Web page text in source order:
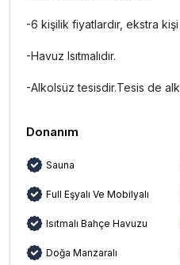
-6 kişilik fiyatlardır, ekstra kişi
-Havuz Isıtmalıdır.
-Alkolsüz tesisdir.Tesis de
Donanım
Sauna
Full Eşyalı Ve Mobilyalı
Isıtmalı Bahçe Havuzu
Doğa Manzaralı